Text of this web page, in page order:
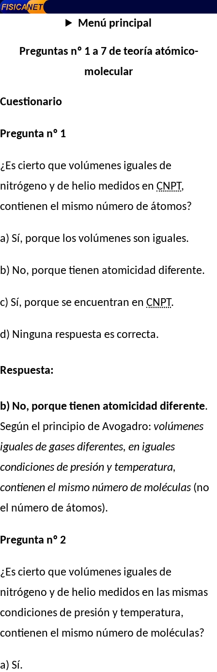
Menú principal
Preguntas nº 1 a 7 de teoría atómico-
molecular
Cuestionario
Pregunta nº 1
¿Es cierto que volúmenes iguales de
nitrógeno y de helio medidos en CNPT,
contienen el mismo número de átomos?
a) Sí, porque los volúmenes son iguales.
b) No, porque tienen atomicidad diferente.
c) Sí, porque se encuentran en CNPT.
d) Ninguna respuesta es correcta.
Respuesta:
b) No, porque tienen atomicidad diferente.
Según el principio de Avogadro: volúmenes
iguales de gases diferentes, en iguales
condiciones de presión y temperatura,
contienen el mismo número de moléculas (no
el número de átomos).
Pregunta nº 2
¿Es cierto que volúmenes iguales de
nitrógeno y de helio medidos en las mismas
condiciones de presión y temperatura,
contienen el mismo número de moléculas?
a) Sí.